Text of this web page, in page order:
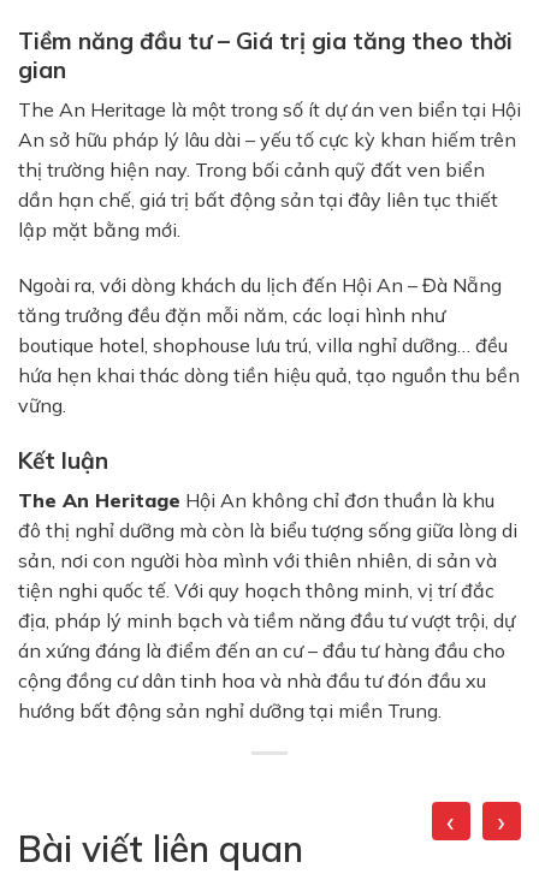
Tiềm năng đầu tư – Giá trị gia tăng theo thời
gian
The An Heritage là một trong số ít dự án ven biển tại Hội
An sở hữu pháp lý lâu dài – yếu tố cực kỳ khan hiếm trên
thị trường hiện nay. Trong bối cảnh quỹ đất ven biển
dần hạn chế, giá trị bất động sản tại đây liên tục thiết
lập mặt bằng mới.
Ngoài ra, với dòng khách du lịch đến Hội An – Đà Nẵng
tăng trưởng đều đặn mỗi năm, các loại hình như
boutique hotel, shophouse lưu trú, villa nghỉ dưỡng… đều
hứa hẹn khai thác dòng tiền hiệu quả, tạo nguồn thu bền
vững.
Kết luận
The An Heritage Hội An không chỉ đơn thuần là khu
đô thị nghỉ dưỡng mà còn là biểu tượng sống giữa lòng di
sản, nơi con người hòa mình với thiên nhiên, di sản và
tiện nghi quốc tế. Với quy hoạch thông minh, vị trí đắc
địa, pháp lý minh bạch và tiềm năng đầu tư vượt trội, dự
án xứng đáng là điểm đến an cư – đầu tư hàng đầu cho
cộng đồng cư dân tinh hoa và nhà đầu tư đón đầu xu
hướng bất động sản nghỉ dưỡng tại miền Trung.
Bài viết liên quan
‹ ›